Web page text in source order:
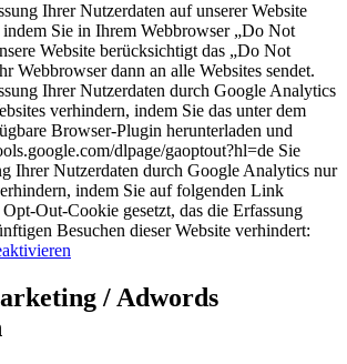
Ihrer Nutzerdaten auf unserer Website
Sie in Ihrem Webbrowser „Do Not
Website berücksichtigt das „Do Not
Webbrowser dann an alle Websites sendet.
Ihrer Nutzerdaten durch Google Analytics
verhindern, indem Sie das unter dem
Browser-Plugin herunterladen und
dlpage/gaoptout?hl=de Sie
Ihrer Nutzerdaten durch Google Analytics nur
indem Sie auf folgenden Link
Out-Cookie gesetzt, das die Erfassung
Besuchen dieser Website verhindert:
/ Adwords